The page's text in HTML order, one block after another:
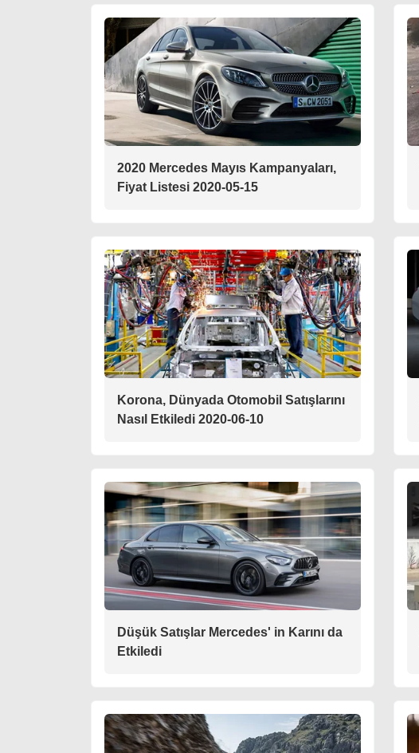
2020 Mercedes Mayıs Kampanyaları,
Fiyat Listesi 2020-05-15
Korona, Dünyada Otomobil Satışlarını
Nasıl Etkiledi 2020-06-10
Düşük Satışlar Mercedes' in Karını da
Etkiledi